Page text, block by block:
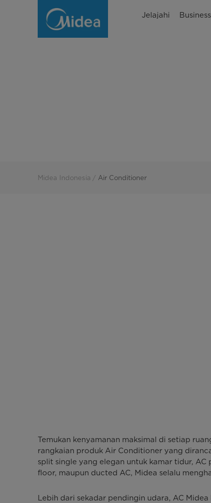
Jelajahi
Midea Indonesia Air Conditioner
Temukan kenyamanan maksimal di setiap
rangkaian produk Air Conditioner yang
split single yang elegan untuk kamar tidur,
floor, maupun ducted AC, Midea selalu
Lebih dari sekadar pendingin udara, AC